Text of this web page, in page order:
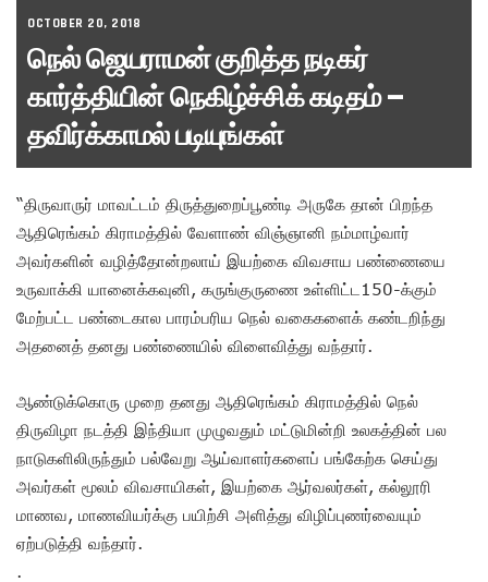
OCTOBER 20, 2018
நெல் ஜெயராமன் குறித்த நடிகர்
கார்த்தியின் நெகிழ்ச்சிக் கடிதம் –
தவிர்க்காமல் படியுங்கள்
“திருவாருர் மாவட்டம் திருத்துறைப்பூண்டி அருகே தான் பிறந்த
ஆதிரெங்கம் கிராமத்தில் வேளாண் விஞ்ஞானி நம்மாழ்வார்
அவர்களின் வழித்தோன்றலாய் இயற்கை விவசாய பண்ணையை
உருவாக்கி யானைக்கவுனி, கருங்குருணை உள்ளிட்ட150-க்கும்
மேற்பட்ட பண்டைகால பாரம்பரிய நெல் வகைகளைக் கண்டறிந்து
அதனைத் தனது பண்ணையில் விளைவித்து வந்தார்.
ஆண்டுக்கொரு முறை தனது ஆதிரெங்கம் கிராமத்தில் நெல்
திருவிழா நடத்தி இந்தியா முழுவதும் மட்டுமின்றி உலகத்தின் பல
நாடுகளிலிருந்தும் பல்வேறு ஆய்வாளர்களைப் பங்கேற்க செய்து
அவர்கள் மூலம் விவசாயிகள், இயற்கை ஆர்வலர்கள், கல்லூரி
மாணவ, மாணவியர்க்கு பயிற்சி அளித்து விழிப்புணர்வையும்
ஏற்படுத்தி வந்தார்.
.